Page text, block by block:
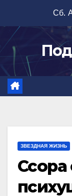
содержимому
Сб.
ЗВЕЗДНАЯ ЖИЗНЬ
Ссора